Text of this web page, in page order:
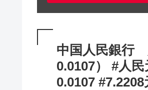
中国人民銀行
0.0107） #人
0.0107 #7.2208